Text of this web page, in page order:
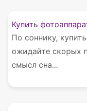
Купить
По соннику,
ожидайте скорых
смысл сна...